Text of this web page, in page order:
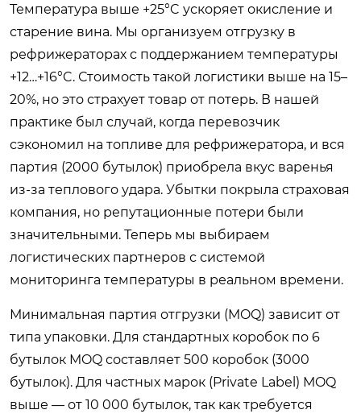
Температура выше +25°C ускоряет окисление и
старение вина. Мы организуем отгрузку в
рефрижераторах с поддержанием температуры
+12…+16°C. Стоимость такой логистики выше на 15–
20%, но это страхует товар от потерь. В нашей
практике был случай, когда перевозчик
сэкономил на топливе для рефрижератора, и вся
партия (2000 бутылок) приобрела вкус варенья
из-за теплового удара. Убытки покрыла страховая
компания, но репутационные потери были
значительными. Теперь мы выбираем
логистических партнеров с системой
мониторинга температуры в реальном времени.
Минимальная партия отгрузки (MOQ) зависит от
типа упаковки. Для стандартных коробок по 6
бутылок MOQ составляет 500 коробок (3000
бутылок). Для частных марок (Private Label) MOQ
выше — от 10 000 бутылок, так как требуется